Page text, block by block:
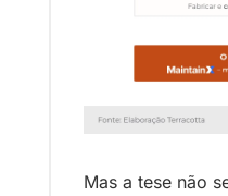
Mas a tese não